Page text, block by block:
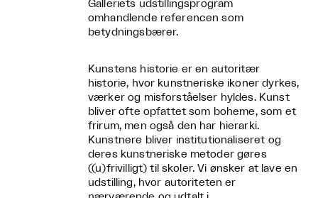
Galleriets udstillingsprogram
omhandlende referencen som
betydningsbærer.
Kunstens historie er en autoritær
historie, hvor kunstneriske ikoner dyrkes,
værker og misforståelser hyldes. Kunst
bliver ofte opfattet som boheme, som et
frirum, men også den har hierarki.
Kunstnere bliver institutionaliseret og
deres kunstneriske metoder gøres
((u)frivilligt) til skoler. Vi ønsker at lave en
udstilling, hvor autoriteten er